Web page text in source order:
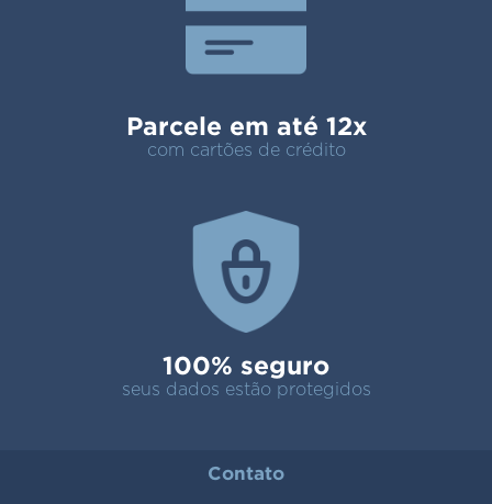
Parcele em até 12x
com cartões de crédito
100% seguro
seus dados estão protegidos
Contato